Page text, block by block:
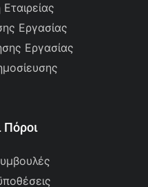
Εργασίας
Εργασίας
Πόροι